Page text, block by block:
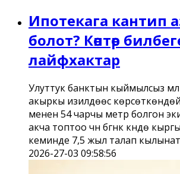
Ипотекага кантип аз
болот? Көптөр
лайфхактар
Улуттук банктын кыймылсыз
акыркы изилдөөсү
менен 54 чарчы метр болгон эки
акча топтоо үчүн бүгүнкү күндө
кеминде 7,5 жыл талап
2026-27-03 09:58:56